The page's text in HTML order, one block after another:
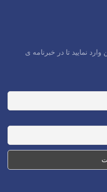
نمایید تا در خبرنامه ی